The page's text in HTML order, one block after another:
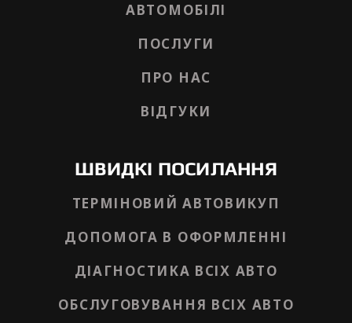
АВТОМОБІЛІ
ПОСЛУГИ
ПРО НАС
ВІДГУКИ
ШВИДКІ ПОСИЛАННЯ
ТЕРМІНОВИЙ АВТОВИКУП
ДОПОМОГА В ОФОРМЛЕННІ
ДІАГНОСТИКА ВСІХ АВТО
ОБСЛУГОВУВАННЯ ВСІХ АВТО